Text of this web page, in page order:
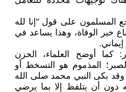
المسلمون على قول "إنا لله
خبر الوفاة، وهذا يساعد في
كما أوضح العلماء، الحزن
المذموم هو التسخط أو
وقد بكى النبي محمد صلى الله
دون أن يتلفظ إلا بما يرضي